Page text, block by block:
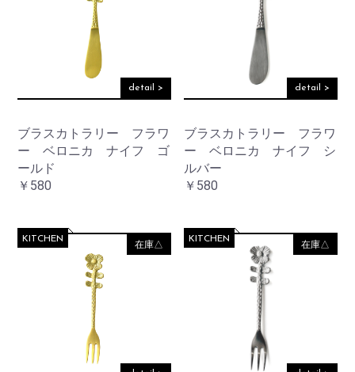
detail >
ブラスカトラリー フラワ
ー ベロニカ ナイフ ゴ
ールド
￥580
detail >
ブラスカトラリー フラワ
ー ベロニカ ナイフ シ
ルバー
￥580
在庫△
KITCHEN 在庫△
KITCHEN